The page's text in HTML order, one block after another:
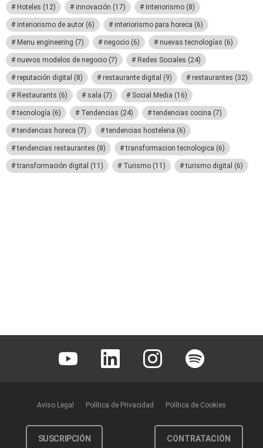
Hoteles (12) innovación (17) Interiorismo (8)
interiorismo de autor (6) interiorismo para horeca (6)
Menu engineering (7) negocio (6) nuevas tecnologías (6)
nuevos modelos de negocio (7) Redes Sociales (24)
reputación digital (8) restaurante digital (9) restaurantes (32)
Restaurants (6) sala (7) Social Media (16)
tecnología (6) Tendencias (24) tendencias cocina (7)
tendencias horeca (7) tendencias hosteleria (6)
tendencias restaurantes (8) transformacion tecnologica (6)
transformación digital (11) Turismo (11) turismo digital (6)
Linkedin Instagram Spotify
Aviso Legal Política de Privacidad Política de Cookies
SUSCRIPCIÓN CONTRATACIÓN